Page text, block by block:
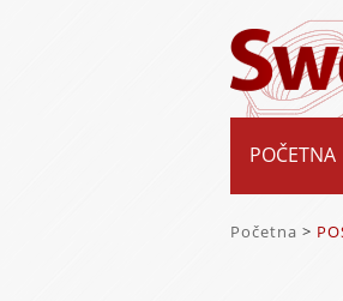
POČETNA
Početna >